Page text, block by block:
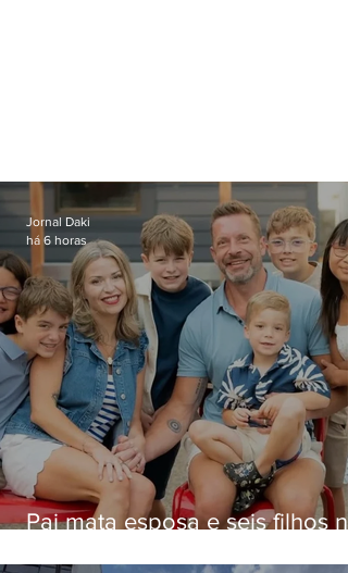
Pai mata esposa e seis filhos
Jornal Daki
há 6 horas